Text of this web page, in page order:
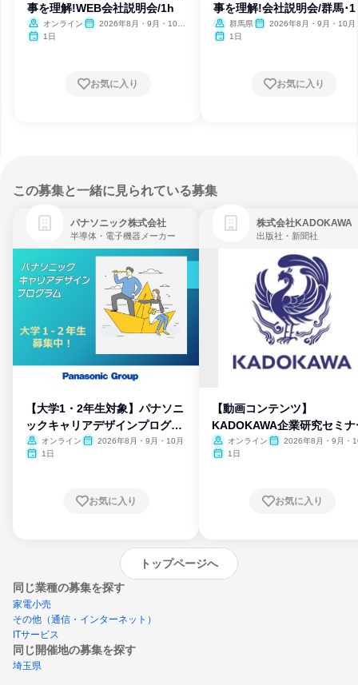
事を理解!WEB会社説明会/1h
オンライン
2026年8月・9月・10
1日
お気に入り
事を理解!会社説明会/群馬･
群馬県
2026年8月・9月・10月
1日
お気に入り
この募集と一緒に見られている募集
パナソニック株式会社
半導体・電子機器メーカー
【大学1・2年生対象】パナソニ
ックキャリアデザインプログラ
ム
オンライン
2026年8月・9月・10月
1日
お気に入り
株式会社KADOKAWA
出版社・新聞社
【動画コンテンツ】
KADOKAWA企業研究セミナ
オンライン
2026年8月・9月・
1日
お気に入り
トップページへ
同じ業種の募集を探す
家電小売
その他（通信・インターネット）
ITサービス
同じ開催地の募集を探す
埼玉県